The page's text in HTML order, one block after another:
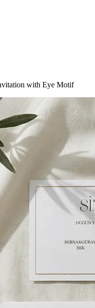
with Eye Motif